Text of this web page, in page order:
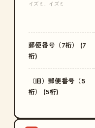
イズミ、イズミ
郵便番号（7桁） (7
桁)
（旧）郵便番号（5
桁） (5桁)